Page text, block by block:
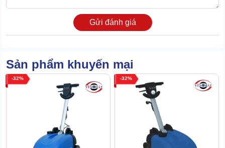
2. Nguyên lý hoạt động của Máy chà sàn liên hợp IPC
CT46 C50
Máy đánh sàn liên hợp
vận hành dựa trên nguyên lý chuyển hóa
điện năng đầu vào thành công cơ học đầu ra của bàn chà, bàn
hút. Cụ thể như sau:
Khi kết nối máy với điện nguồn, năng lượng điện sẽ được dẫn vào
Gửi đánh giá
Sản phẩm khuyến mại
32 32